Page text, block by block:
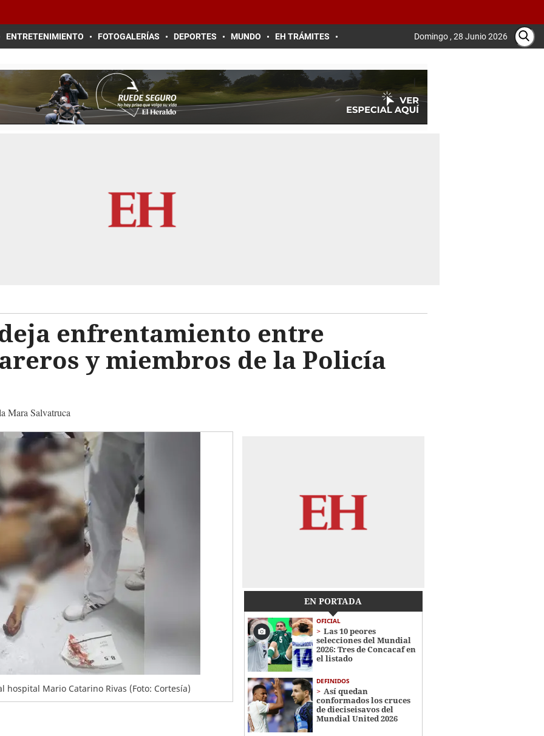
ENTRETENIMIENTO FOTOGALERÍAS DEPORTES MUNDO EH TRÁMITES Domingo , 28 Junio 2026
enfrentamiento entre
y miembros de la Policía
Mara Salvatruca
hospital Mario Catarino Rivas (Foto: Cortesía)
EN PORTADA
OFICIAL
Las 10 peores
selecciones del Mundial
2026: Tres de Concacaf en
el listado
DEFINIDOS
Así quedan
conformados los cruces
de dieciseisavos del
Mundial United 2026